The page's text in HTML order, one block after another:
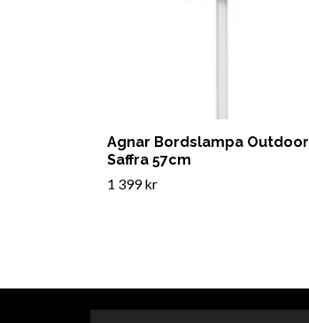
Agnar Bordslampa Outdoor
Saffra 57cm
1 399 kr